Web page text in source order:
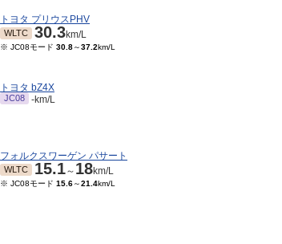
トヨタ プリウスPHV
WLTC 30.3km/L
※ JC08モード 30.8～37.2km/L
トヨタ bZ4X
JC08 -km/L
フォルクスワーゲン パサート
WLTC 15.1～ 18km/L
※ JC08モード 15.6～21.4km/L